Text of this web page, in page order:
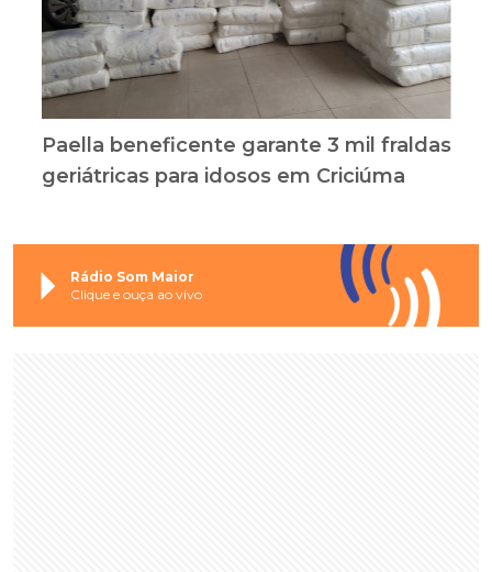
Paella beneficente garante 3 mil fraldas
geriátricas para idosos em Criciúma
Rádio Som Maior
Clique e ouça ao vivo